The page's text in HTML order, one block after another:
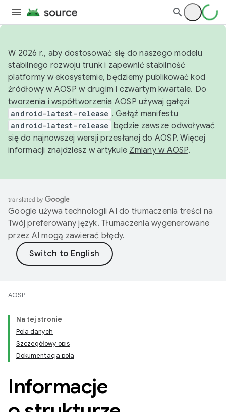
W 2026 r., aby dostosować się do naszego modelu
stabilnego rozwoju trunk i zapewnić stabilność
platformy w ekosystemie, będziemy publikować kod
źródłowy w AOSP w drugim i czwartym kwartale. Do
tworzenia i współtworzenia AOSP używaj gałęzi
android-latest-release . Gałąź manifestu
android-latest-release będzie zawsze odwoływać
się do najnowszej wersji przesłanej do AOSP. Więcej
informacji znajdziesz w artykule Zmiany w AOSP.
Google używa technologii AI do tłumaczenia treści na
Twój preferowany język. Tłumaczenia wygenerowane
przez AI mogą zawierać błędy.
AOSP
Na tej stronie
Pola danych
Szczegółowy opis
Dokumentacja pola
Informacje